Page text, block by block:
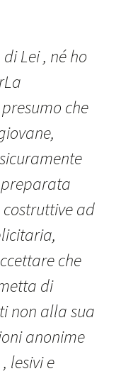
Lei , né ho
che
ad
che
di
non alla sua
anonime
lesivi e